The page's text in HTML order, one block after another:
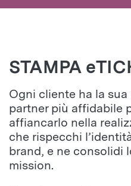
STAMPA
Ogni cliente ha la
partner più affidabile
affiancarlo nella
che rispecchi
brand, e ne consolidi
mission.